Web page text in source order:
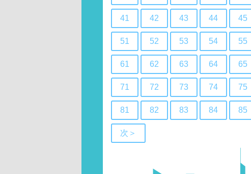
41 42 43 44 45
51 52 53 54 55
61 62 63 64 65
71 72 73 74 75
81 82 83 84 85
次＞